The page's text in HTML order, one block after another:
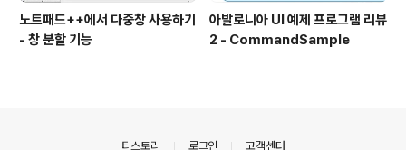
노트패드++에서 다중창 사용하기
- 창 분할 기능
아발로니아 UI 예제 프로그램 리뷰
2 - CommandSample
티스토리 로그인 고객센터